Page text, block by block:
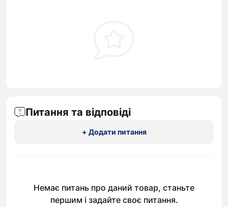
Питання та відповіді
+ Додати питання
Немає питань про даний товар, станьте
першим і задайте своє питання.